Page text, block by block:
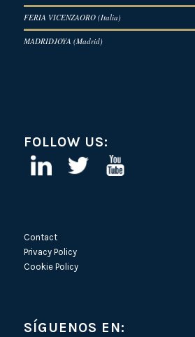
FERIA VICENZAORO (Italia)
MADRIDJOYA (Madrid)
FOLLOW US:
Contact
Privacy Policy
Cookie Policy
SÍGUENOS EN: